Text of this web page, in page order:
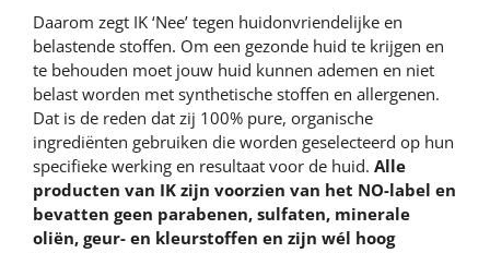
Daarom zegt IK ‘Nee’ tegen huidonvriendelijke en
belastende stoffen. Om een gezonde huid te krijgen en
te behouden moet jouw huid kunnen ademen en niet
belast worden met synthetische stoffen en allergenen.
Dat is de reden dat zij 100% pure, organische
ingrediënten gebruiken die worden geselecteerd op hun
specifieke werking en resultaat voor de huid. Alle
producten van IK zijn voorzien van het NO-label en
bevatten geen parabenen, sulfaten, minerale
oliën, geur- en kleurstoffen en zijn wél hoog